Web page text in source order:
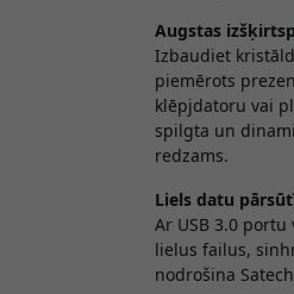
Augstas
Izbaudiet
piemērots
klēpjdatoru vai
spilgta un
redzams.
Liels datu
Ar USB 3.0
lielus failus,
nodrošina